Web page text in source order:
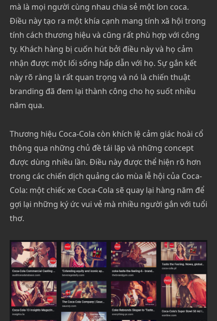
mà là mọi người cùng nhau chia sẻ một lon coca.
Điều này tạo ra một khía cạnh mang tính xã hội trong
tính cách thương hiệu và cũng rất phù hợp với công
ty. Khách hàng bị cuốn hút bởi điều này và họ cảm
nhận được một lối sống hấp dẫn với họ. Sự gắn kết
này rõ ràng là rất quan trọng và nó là chiến thuật
branding đã đem lại thành công cho họ suốt nhiều
năm qua.
Thương hiệu Coca-Cola còn khích lệ cảm giác hoài cổ
thông qua những chủ đề tái lặp và những concept
được dùng nhiều lần. Điều này được thể hiện rõ hơn
trong các chiến dịch quảng cáo mùa lễ hội của Coca-
Cola: một chiếc xe Coca-Cola sẽ quay lại hàng năm để
gợi lại những ký ức vui vẻ mà nhiều người gắn với tuổi
thơ.